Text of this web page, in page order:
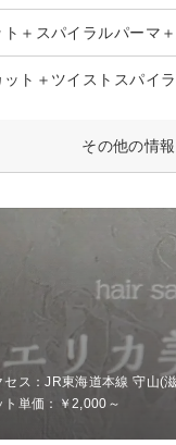
ト＋スパイラルパー
ット＋ツイストスパ
その他の情
セス：JR東海道本線 守山(
ト単価：
￥2,000～